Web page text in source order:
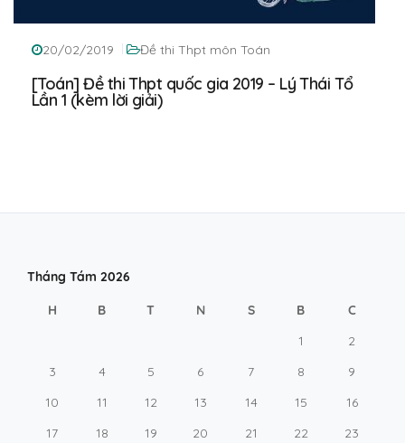
20/02/2019 Đề thi Thpt môn Toán
[Toán] Đề thi Thpt quốc gia 2019 – Lý Thái Tổ
Lần 1 (kèm lời giải)
Tháng Tám 2026
H B T N S B C
1
2
3
4 5 6 7 8
9
10
11 12 13 14 15
16
17
18 19 20 21 22
23